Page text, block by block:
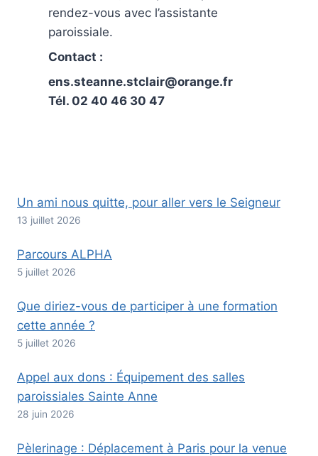
rendez-vous avec l’assistante
paroissiale.
Contact :
ens.steanne.stclair@orange.fr
Tél. 02 40 46 30 47
Un ami nous quitte, pour aller vers le Seigneur
13 juillet 2026
Parcours ALPHA
5 juillet 2026
Que diriez-vous de participer à une formation
cette année ?
5 juillet 2026
Appel aux dons : Équipement des salles
paroissiales Sainte Anne
28 juin 2026
Pèlerinage : Déplacement à Paris pour la venue